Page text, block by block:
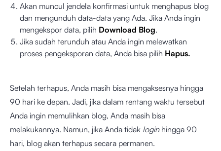
Akan muncul jendela konfirmasi untuk menghapus blog
dan mengunduh data-data yang Ada. Jika Anda ingin
mengekspor data, pilih Download Blog.
Jika sudah terunduh atau Anda ingin melewatkan
proses pengeksporan data, Anda bisa pilih Hapus.
Setelah terhapus, Anda masih bisa mengaksesnya hingga
90 hari ke depan. Jadi, jika dalam rentang waktu tersebut
Anda ingin memulihkan blog, Anda masih bisa
melakukannya. Namun, jika Anda tidak loginhingga 90
hari, blog akan terhapus secara permanen.